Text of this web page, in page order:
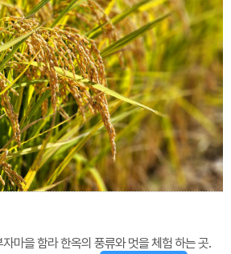
마을 함라 한옥의 풍류와 멋을 체험 하는 곳.